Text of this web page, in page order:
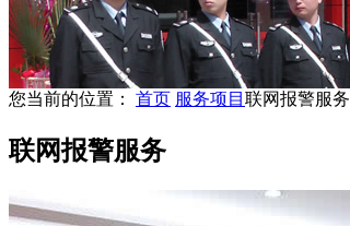
您当前的位置： 首页 服务项目 联网报警服务
联网报警服务